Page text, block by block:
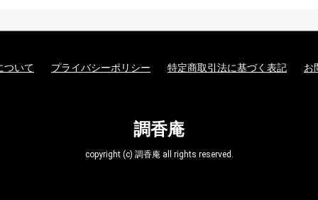
ついて プライバシーポリシー 特定商取引法に基づく表記 お
調香庵
copyright (c) 調香庵 all rights reserved.